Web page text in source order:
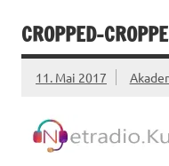
CROPPED-
11. Mai 2017